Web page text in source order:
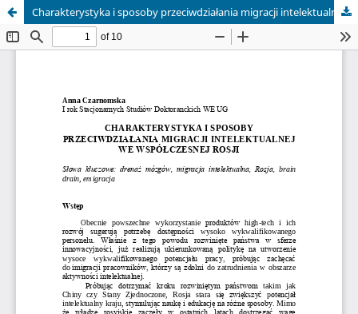
Charakterystyka i sposoby przeciwdziałania migracji intelektualnej we współczesnej Rosji